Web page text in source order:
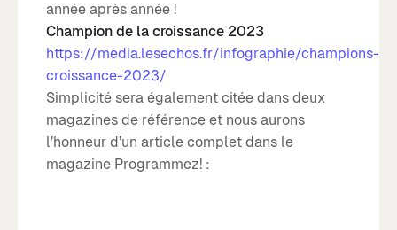
année après année !
Champion de la croissance 2023
https://media.lesechos.fr/infographie/champions-
croissance-2023/
Simplicité sera également citée dans deux
magazines de référence et nous aurons
l’honneur d’un article complet dans le
magazine Programmez! :